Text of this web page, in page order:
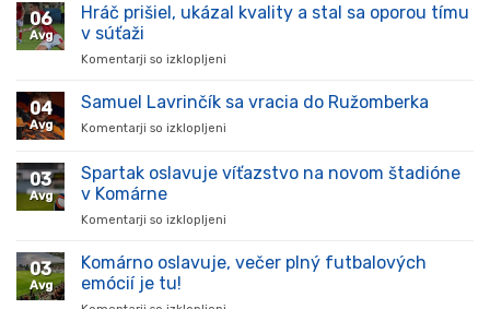
06
Avg
Hráč prišiel, ukázal kvality a stal sa oporou tímu
v súťaži
Komentarji so izklopljeni
prišiel,
stal
súťaži
04
Avg
Samuel Lavrinčík sa vracia do Ružomberka
Komentarji so izklopljeni
Lavrinčík
sa
03
Avg
Spartak oslavuje víťazstvo na novom štadióne
v Komárne
Komentarji so izklopljeni
oslavuje
03
Avg
Komárno oslavuje, večer plný futbalových
emócií je tu!